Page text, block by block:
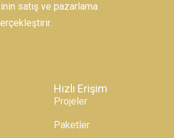
satış ve pazarlama
Hızlı Erişim
Projeler
Paketler